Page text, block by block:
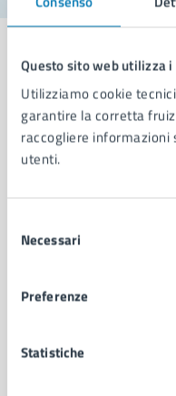
Questo sito web utilizza i
Utilizziamo cookie
garantire la corretta
raccogliere informazioni
utenti.
delNecessari
Preferenze
Statistiche
Comune di
Municipalità
Enti e fondazioni
Documenti e dati